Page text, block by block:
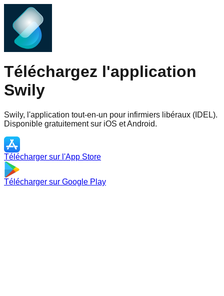
Téléchargez l'application
Swily
Swily, l'application tout-en-un pour infirmiers libéraux (IDEL).
Disponible gratuitement sur iOS et Android.
Télécharger sur l'App Store
Télécharger sur Google Play